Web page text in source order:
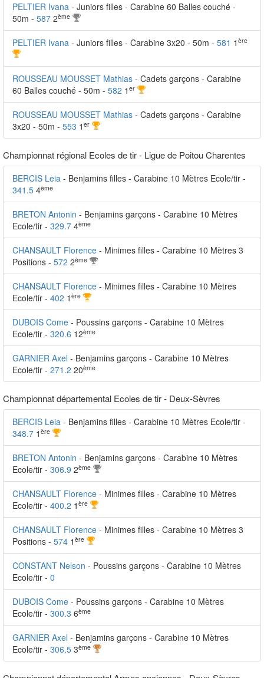
PELTIER Ivana - Juniors filles - Carabine 60 Balles couché -
50m - 587 2ème
PELTIER Ivana - Juniors filles - Carabine 3x20 - 50m - 581 1 ère
ROUSSEAU MOUSSET Mathias - Cadets garçons - Carabine
60 Balles couché - 50m - 582 1 er
ROUSSEAU MOUSSET Mathias - Cadets garçons - Carabine
3x20 - 50m - 553 1 er
Championnat régional Ecoles de tir - Ligue de Poitou Charentes
BERCIS Leia - Benjamins filles - Carabine 10 Mètres Ecole/tir -
341.5 4ème
BRETON Antonin - Benjamins garçons - Carabine 10 Mètres
Ecole/tir - 329.7 4ème
CHANSAULT Florence - Minimes filles - Carabine 10 Mètres 3
Positions - 572 2ème
CHANSAULT Florence - Minimes filles - Carabine 10 Mètres
Ecole/tir - 402 1 ère
DUBOIS Come - Poussins garçons - Carabine 10 Mètres
Ecole/tir - 320.6 12ème
GARNIER Axel - Benjamins garçons - Carabine 10 Mètres
Ecole/tir - 271.2 20ème
Championnat départemental Ecoles de tir - Deux-Sèvres
BERCIS Leia - Benjamins filles - Carabine 10 Mètres Ecole/tir -
348.7 1 ère
BRETON Antonin - Benjamins garçons - Carabine 10 Mètres
Ecole/tir - 306.9 2ème
CHANSAULT Florence - Minimes filles - Carabine 10 Mètres
Ecole/tir - 400.2 1 ère
CHANSAULT Florence - Minimes filles - Carabine 10 Mètres 3
Positions - 574 1 ère
CONSTANT Nelson - Poussins garçons - Carabine 10 Mètres
Ecole/tir - 0
DUBOIS Come - Poussins garçons - Carabine 10 Mètres
Ecole/tir - 300.3 6ème
GARNIER Axel - Benjamins garçons - Carabine 10 Mètres
Ecole/tir - 306.5 3ème